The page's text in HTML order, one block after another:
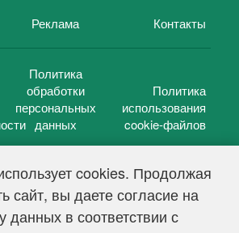
cookies. Продолжая
сайт, вы даете согласие на
данных в соответствии с
Реклама Контакты
Политика
обработки
персональных
данных
Политика
использования
cookie-файлов
2005 — 2026 г.
СМИ Эл № ФС 77-39848, выдано